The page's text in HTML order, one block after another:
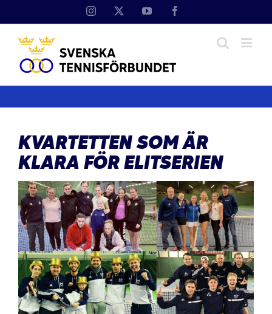
Instagram YouTube
KVARTETTEN SOM ÄR
KLARA FÖR ELITSERIEN